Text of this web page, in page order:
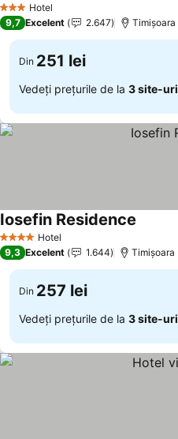
3 SteleHotel
9,7 Excelent 2.647 Timișoara
Din 251 lei
Vedeți prețurile de la 3 site-uri
4 Stele Hotel
Iosefin Residence
9,3 Excelent 1.644 Timișoara
Din 257 lei
Vedeți prețurile de la 3 site-uri